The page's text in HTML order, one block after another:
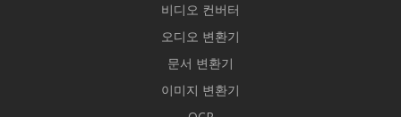
비디오 컨버터
오디오 변환기
문서 변환기
이미지 변환기